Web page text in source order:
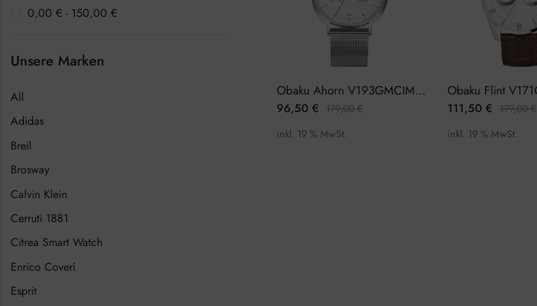
Obaku Ahorn V193GMCIMC Herrenuhr
96,50 € 179,00€
inkl. 19 % MwSt.
111,50 € 179,00€
inkl. 19 % MwSt.
0,00 € - 150,00 €
Unsere Marken
All
Adidas
Breil
Brosway
Calvin Klein
Cerruti 1881
Citrea Smart Watch
Enrico Coveri
Esprit